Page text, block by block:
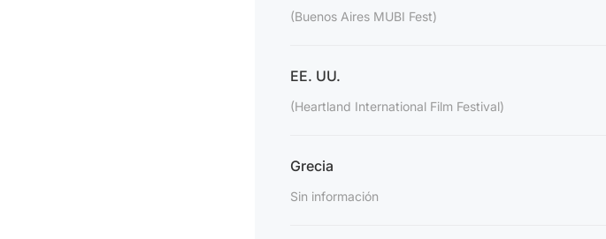
(Buenos Aires MUBI Fest)
EE. UU.
(Heartland International Film Festival)
Grecia
Sin información